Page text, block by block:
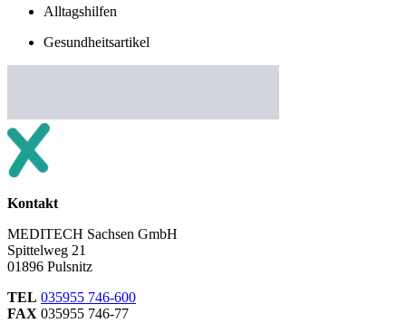
Alltagshilfen
Gesundheitsartikel
Kontakt
MEDITECH Sachsen GmbH
Spittelweg 21
01896 Pulsnitz
TEL 035955 746-600
FAX 035955 746-77